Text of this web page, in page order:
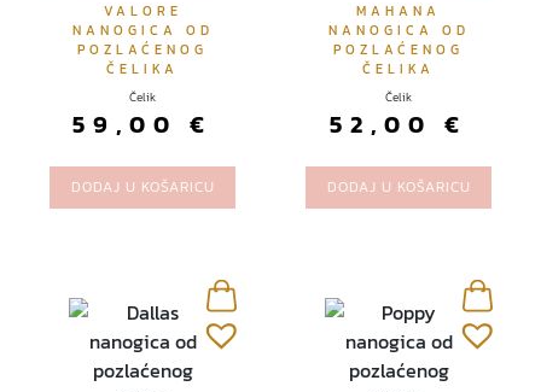
VALORE
NANOGICA OD
POZLAĆENOG
ČELIKA
Čelik
59,00 €
DODAJ U KOŠARICU
MAHANA
NANOGICA OD
POZLAĆENOG
ČELIKA
Čelik
52,00 €
DODAJ U KOŠARICU